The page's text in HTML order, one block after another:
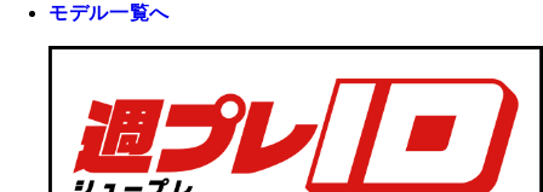
モデル一覧へ